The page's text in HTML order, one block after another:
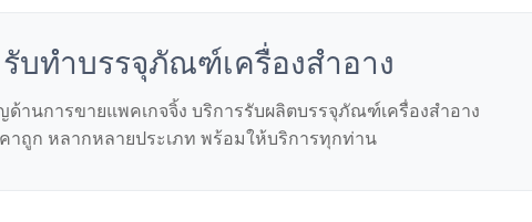
รับทำบรรจุภัณฑ์เครื่องสำอาง
ด้านการขายแพคเกจจิ้ง บริการรับผลิตบรรจุภัณฑ์เครื่องสำอาง
าถูก หลากหลายประเภท พร้อมให้บริการทุกท่าน